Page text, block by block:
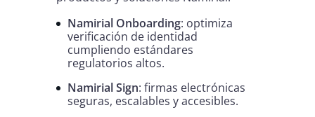
Namirial Onboarding: optimiza
verificación de identidad
cumpliendo estándares
regulatorios altos.
Namirial Sign: firmas electrónicas
seguras, escalables y accesibles.